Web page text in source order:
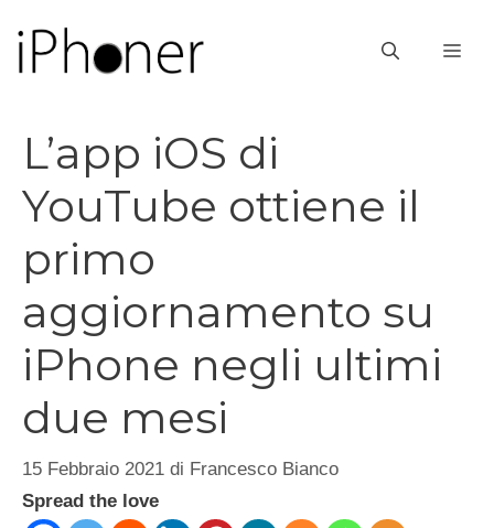
contenuto
L’app iOS di
YouTube ottiene il
primo
aggiornamento su
iPhone negli ultimi
due mesi
15 Febbraio 2021 di Francesco Bianco
Spread the love